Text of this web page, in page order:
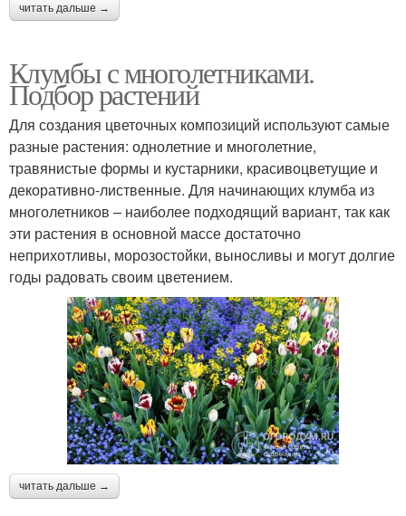
читать дальше →
Клумбы с многолетниками.
Подбор растений
Для создания цветочных композиций используют самые
разные растения: однолетние и многолетние,
травянистые формы и кустарники, красивоцветущие и
декоративно-лиственные. Для начинающих клумба из
многолетников – наиболее подходящий вариант, так как
эти растения в основной массе достаточно
неприхотливы, морозостойки, выносливы и могут долгие
годы радовать своим цветением.
читать дальше →